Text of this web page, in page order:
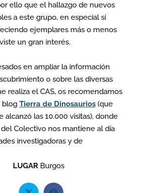
ello que el hallazgo de nuevos
a este grupo, en especial si
ejemplares más o menos
un gran interés.
en ampliar la información
o sobre las diversas
realiza el CAS, os recomendamos
blog Tierra de Dinosaurios(que
alcanzó las 10.000 visitas), donde
Colectivo nos mantiene al día
investigadoras y de
LUGARBurgos